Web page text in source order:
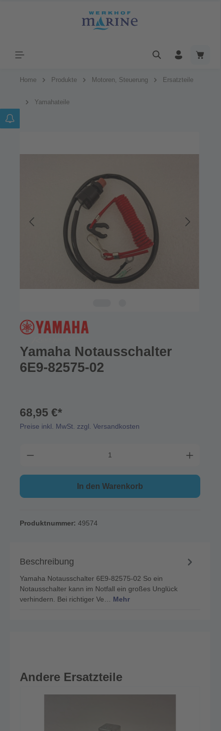
Home Produkte Motoren, Steuerung Ersatzteile
Yamahateile
Yamaha Notausschalter
6E9-82575-02
68,95 €*
Preise inkl. MwSt. zzgl. Versandkosten
In den Warenkorb
Produktnummer: 49574
Beschreibung
Yamaha Notausschalter 6E9-82575-02 So ein
Notausschalter kann im Notfall ein großes Unglück
verhindern. Bei richtiger Ve… Mehr
Andere Ersatzteile